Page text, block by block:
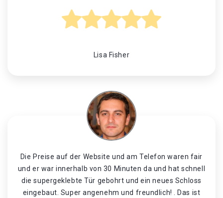
Lisa Fisher
Die Preise auf der Website und am Telefon waren fair
und er war innerhalb von 30 Minuten da und hat schnell
die supergeklebte Tür gebohrt und ein neues Schloss
eingebaut. Super angenehm und freundlich! . Das ist